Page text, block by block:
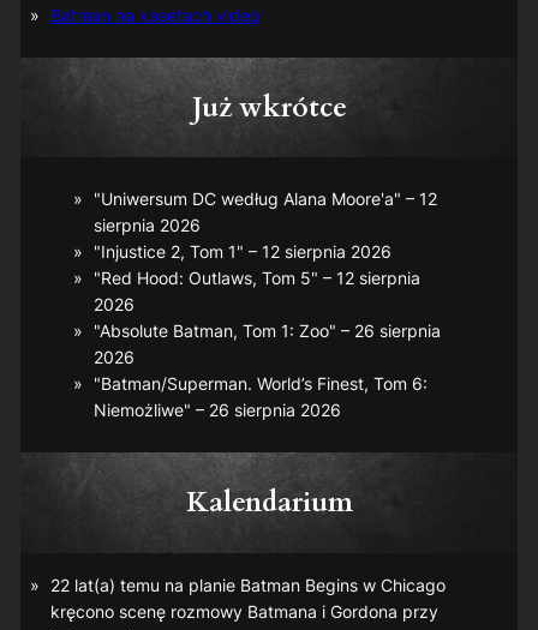
Batman na kasetach video
Już wkrótce
"Uniwersum DC według Alana Moore'a" – 12
sierpnia 2026
"Injustice 2, Tom 1" – 12 sierpnia 2026
"Red Hood: Outlaws, Tom 5" – 12 sierpnia
2026
"Absolute Batman, Tom 1: Zoo" – 26 sierpnia
2026
"Batman/Superman. World’s Finest, Tom 6:
Niemożliwe" – 26 sierpnia 2026
Kalendarium
22 lat(a) temu na planie Batman Beginsw Chicago
kręcono scenę rozmowy Batmana i Gordona przy